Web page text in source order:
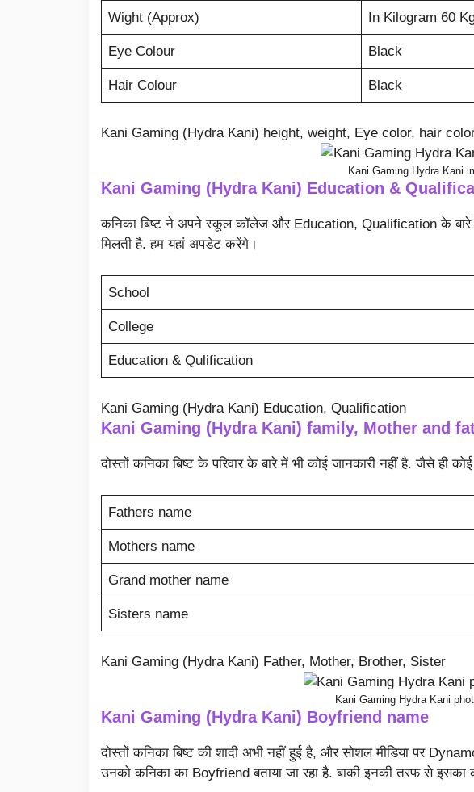
Wight (Approx) In Kilogram 60
Eye Colour Black
Hair Colour Black
Kani Gaming (Hydra Kani) height, weight, Eye color, hair
Kani Gaming Hydra Kani
Kani Gaming (Hydra Kani) Education &
कनिका बिष्ट ने अपने स्कूल कॉलेज और Education, Qualification के बारे में
मिलती है. हम यहां अपडेट करेंगे।
School
College
Education & Qulification
Kani Gaming (Hydra Kani) Education, Qualification
Kani Gaming (Hydra Kani) family, Mother and
दोस्तों कनिका बिष्ट के परिवार के बारे में भी कोई जानकारी नहीं है. जैसे ही
Fathers name
Mothers name
Grand mother name
Sisters name
Kani Gaming (Hydra Kani) Father, Mother, Brother, Sister
Kani Gaming Hydra Kani
Kani Gaming (Hydra Kani) Boyfriend name
दोस्तों कनिका बिष्ट की शादी अभी नहीं हुई है, और सोशल मीडिया पर
उनको कनिका का Boyfriend बताया जा रहा है. बाकी इनकी तरफ से इसका